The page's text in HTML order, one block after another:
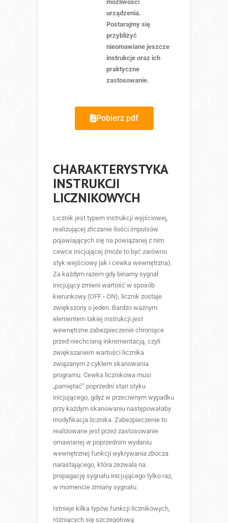
możliwości
urządzenia.
Postarajmy się
przybliżyć
nieomawiane jeszcze
instrukcje oraz ich
praktyczne
zastosowanie.
Pobierz pdf
CHARAKTERYSTYKA
INSTRUKCJI
LICZNIKOWYCH
Licznik jest typem instrukcji wyjściowej,
realizującej zliczanie ilości impulsów
pojawiających się na powiązanej z nim
cewce inicjującej (może to być zarówno
styk wejściowy jak i cewka wewnętrzna).
Za każdym razem gdy binarny sygnał
inicjujący zmieni wartość w sposób
kierunkowy (OFF › ON), licznik zostaje
zwiększony o jeden. Bardzo ważnym
elementem takiej instrukcji jest
wewnętrzne zabezpieczenie chroniące
przed niechcianą inkrementacją, czyli
zwiększaniem wartości licznika
związanym z cyklem skanowania
programu. Cewka licznikowa musi
„pamiętać” poprzedni stan styku
inicjującego, gdyż w przeciwnym wypadku
przy każdym skanowaniu następowałaby
modyfikacja licznika. Zabezpieczenie to
realizowane jest przez zastosowanie
omawianej w poprzednim wydaniu
wewnętrznej funkcji wykrywania zbocza
narastającego, która zezwala na
propagację sygnału inicjującego tylko raz,
w momencie zmiany sygnału.
Istnieje kilka typów funkcji licznikowych,
różniących się szczegółową